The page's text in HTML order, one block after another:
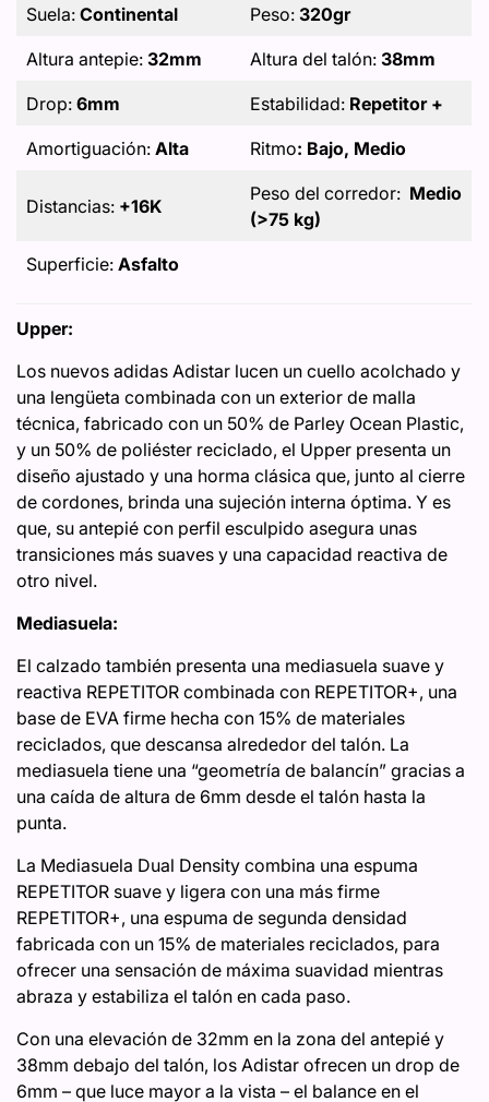
Suela: Continental Peso: 320gr
Altura antepie: 32mm Altura del talón: 38mm
Drop: 6mm Estabilidad: Repetitor +
Amortiguación: Alta Ritmo: Bajo, Medio
Distancias: +16K
Peso del corredor: Medio
(>75 kg)
Superficie: Asfalto
Upper:
Los nuevos adidas Adistar lucen un cuello acolchado y
una lengüeta combinada con un exterior de malla
técnica, fabricado con un 50% de Parley Ocean Plastic,
y un 50% de poliéster reciclado, el Upper presenta un
diseño ajustado y una horma clásica que, junto al cierre
de cordones, brinda una sujeción interna óptima. Y es
que, su antepié con perfil esculpido asegura unas
transiciones más suaves y una capacidad reactiva de
otro nivel.
Mediasuela:
El calzado también presenta una mediasuela suave y
reactiva REPETITOR combinada con REPETITOR+, una
base de EVA firme hecha con 15% de materiales
reciclados, que descansa alrededor del talón. La
mediasuela tiene una “geometría de balancín” gracias a
una caída de altura de 6mm desde el talón hasta la
punta.
La Mediasuela Dual Density combina una espuma
REPETITOR suave y ligera con una más firme
REPETITOR+, una espuma de segunda densidad
fabricada con un 15% de materiales reciclados, para
ofrecer una sensación de máxima suavidad mientras
abraza y estabiliza el talón en cada paso.
Con una elevación de 32mm en la zona del antepié y
38mm debajo del talón, los Adistar ofrecen un drop de
6mm – que luce mayor a la vista – el balance en el